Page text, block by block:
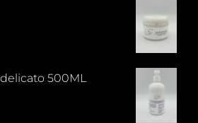
500ML